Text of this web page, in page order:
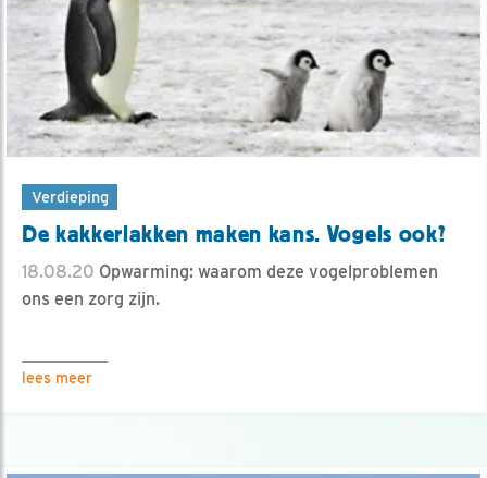
Verdieping
De kakkerlakken maken kans. Vogels ook?
18.08.20 Opwarming: waarom deze vogelproblemen
ons een zorg zijn.
lees meer